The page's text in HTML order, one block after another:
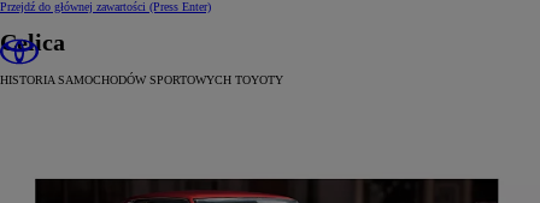
Przejdź do głównej zawartości (Press Enter)
Celica
HISTORIA SAMOCHODÓW SPORTOWYCH TOYOTY